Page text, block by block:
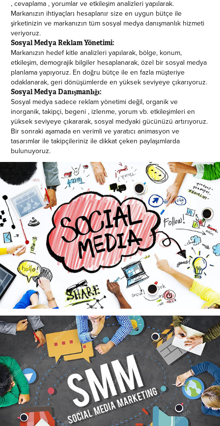
, cevaplama , yorumlar ve etkileşim analizleri yapılarak.
Markanızın ihtiyaçları hesaplanır size en uygun bütçe ile
şirketinizin ve markanızın tüm sosyal medya danışmanlık hizmeti
veriyoruz.
Sosyal Medya Reklam Yönetimi:
Markanızın hedef kitle analizleri yapılarak, bölge, konum,
etkileşim, demograjik bilgiler hesaplanarak, özel bir sosyal medya
planlama yapıyoruz. En doğru bütçe ile en fazla müşteriye
odaklanarak, geri dönüşümlerde en yüksek seviyeye çıkarıyoruz.
Sosyal Medya Danışmanlığı:
Sosyal medya sadece reklam yönetimi değil, organik ve
inorganik, takipçi, begeni , izlenme, yorum vb. etkileşimleri en
yüksek seviyeye çıkararak, sosyal medyaki gücünüzü artırıyoruz.
Bir sonraki aşamada en verimli ve yaratıcı animasyon ve
tasarımlar ile takipçileriniz ile dikkat çeken paylaşımlarda
bulunuyoruz.